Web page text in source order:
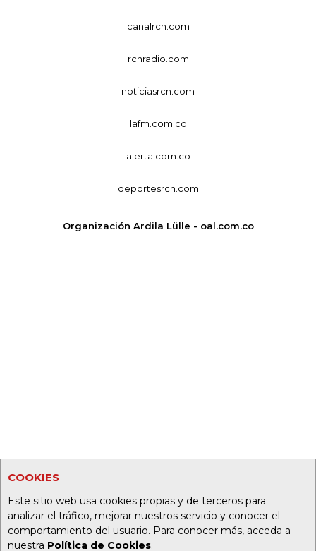
COOKIES
Este sitio web usa cookies propias y de terceros para
analizar el tráfico, mejorar nuestros servicio y conocer el
comportamiento del usuario. Para conocer más, acceda a
nuestra Política de Cookies.
canalrcn.com
rcnradio.com
noticiasrcn.com
lafm.com.co
alerta.com.co
deportesrcn.com
Organización Ardila Lülle - oal.com.co